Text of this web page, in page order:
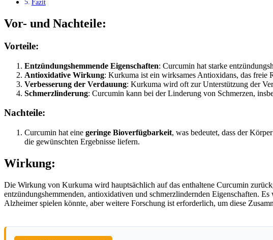
Fazit
Vor- und Nachteile:
Vorteile:
Entzündungshemmende Eigenschaften: Curcumin hat starke
Antioxidative Wirkung: Kurkuma ist ein wirksames Antioxidans, das freie
Verbesserung der Verdauung: Kurkuma wird oft zur Unterstützung der
Schmerzlinderung: Curcumin kann bei der Linderung von Schmerzen,
Nachteile:
Curcumin hat eine geringe Bioverfügbarkeit, was bedeutet, dass der
die gewünschten Ergebnisse liefern.
Wirkung:
Die Wirkung von Kurkuma wird hauptsächlich auf das enthaltene Curcumin
entzündungshemmenden, antioxidativen und schmerzlindernden Eigenschaften.
Alzheimer spielen könnte, aber weitere Forschung ist erforderlich, um diese